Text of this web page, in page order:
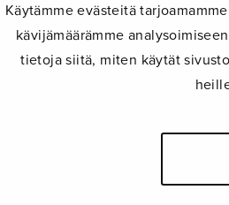
Käytämme evästeitä
kävijämäärämme
tietoja siitä, miten käytät
MUUT